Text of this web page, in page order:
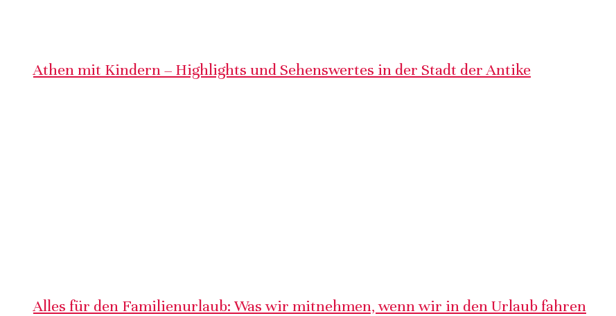
Athen mit Kindern – Highlights und Sehenswertes in der Stadt der Antike
Alles für den Familienurlaub: Was wir mitnehmen, wenn wir in den Urlaub fahren